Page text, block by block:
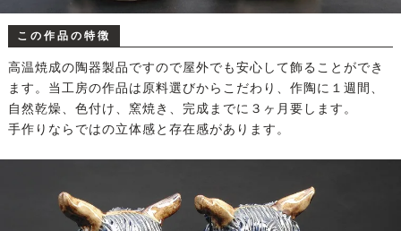
この作品の特徴
高温焼成の陶器製品ですので屋外でも安心して飾ることができ
ます。当工房の作品は原料選びからこだわり、作陶に１週間、
自然乾燥、色付け、窯焼き、完成までに３ヶ月要します。
手作りならではの立体感と存在感があります。